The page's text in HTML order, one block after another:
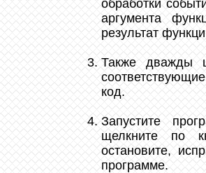
обработки
аргумента
результат
Также дважды
код.
Запустите
щелкните по
остановите,
программе.